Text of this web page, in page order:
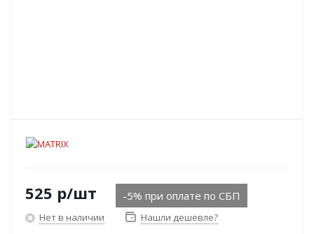
525 р/шт -5% при оплате по СБП
Нет в наличии Нашли дешевле?